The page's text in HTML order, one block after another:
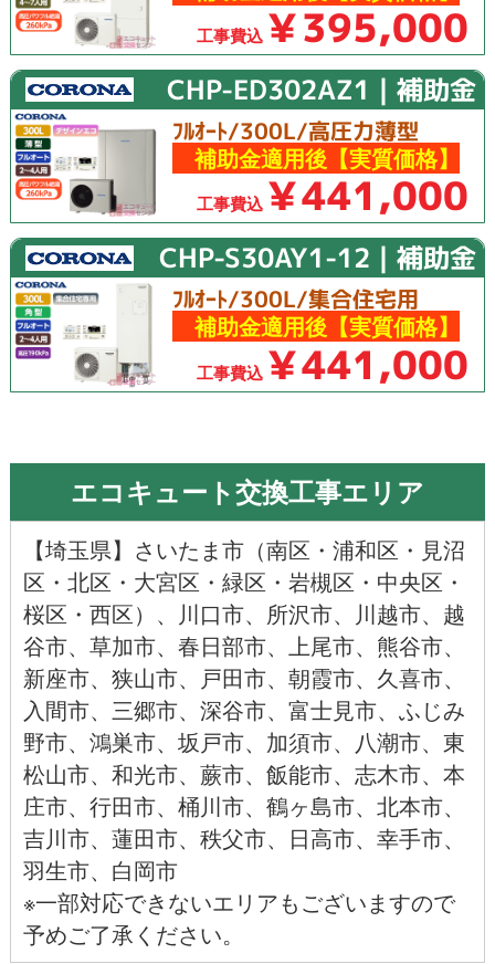
工事費込 ￥395,000
CHP-ED302AZ1｜補助金
ﾌﾙｵｰﾄ/300L/高圧力薄型
補助金適用後【実質価格】
工事費込 ￥441,000
CHP-S30AY1-12｜補助金
ﾌﾙｵｰﾄ/300L/集合住宅用
補助金適用後【実質価格】
工事費込 ￥441,000
エコキュート交換工事エリア
【埼玉県】 さいたま市（南区 ・ 浦和区 ・ 見沼
区 ・ 北区 ・ 大宮区 ・ 緑区 ・ 岩槻区 ・ 中央区 ・
桜区 ・ 西区）、 川口市、 所沢市、 川越市、 越
谷市、 草加市、 春日部市、 上尾市、 熊谷市、
新座市、 狭山市、 戸田市、 朝霞市、 久喜市、
入間市、 三郷市、 深谷市、 富士見市、 ふじみ
野市、 鴻巣市、 坂戸市、 加須市、 八潮市、 東
松山市、 和光市、 蕨市、 飯能市、 志木市、 本
庄市、 行田市、 桶川市、 鶴ヶ島市、 北本市、
吉川市、 蓮田市、 秩父市、 日高市、 幸手市、
羽生市、 白岡市
※一部対応できないエリアもございますので
予めご了承ください。